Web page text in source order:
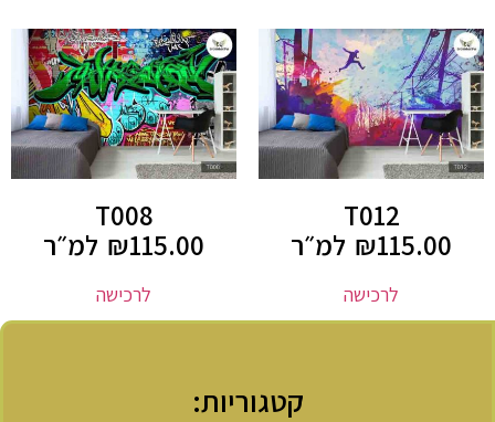
T012
₪115.00 למ״ר
לרכישה
T008
₪115.00 למ״ר
לרכישה
קטגוריות: